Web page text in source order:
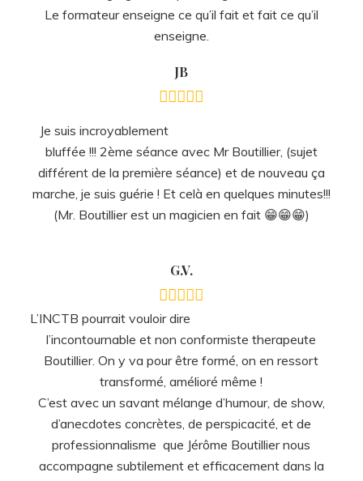
G.V.
L’INCTB pourrait vouloir dire
l’incontournable et non conformiste therapeute
transformé, amélioré même !
C’est avec un savant mélange d’humour, de show,
d’anecdotes concrètes, de perspicacité, et de
professionnalisme que Jérôme Boutillier nous
accompagne subtilement et efficacement dans la
présente. Jérôme nous fait, mine de rien, travailler (au
moins) 3 fois chaque technique : en nous l’expliquant à
sa façon puis en nous la faisant pratiquer une fois côté
praticien et une fois côté client (il est malin !).
“Rien à faire, juste le laisser faire” et apprendre..
Presque inconsciemment… puisque nous sommes un
peu en état de transe en l’écoutant…. 😉 Et, pendant ce
temps-là, l’âme agit, opère doucement. Que demander
de mieux ? Ah si oui ! Cerise sur le gâteau, la supervision
post-formation nous aide à prendre notre envol de